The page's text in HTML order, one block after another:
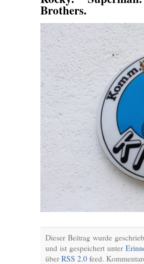
Brothers.
Dieser Beitrag wurde
und ist gespeichert unter
über RSS 2.0 feed.